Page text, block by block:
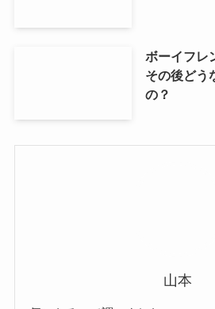
ボーイフレ
その後どう
の？
山本